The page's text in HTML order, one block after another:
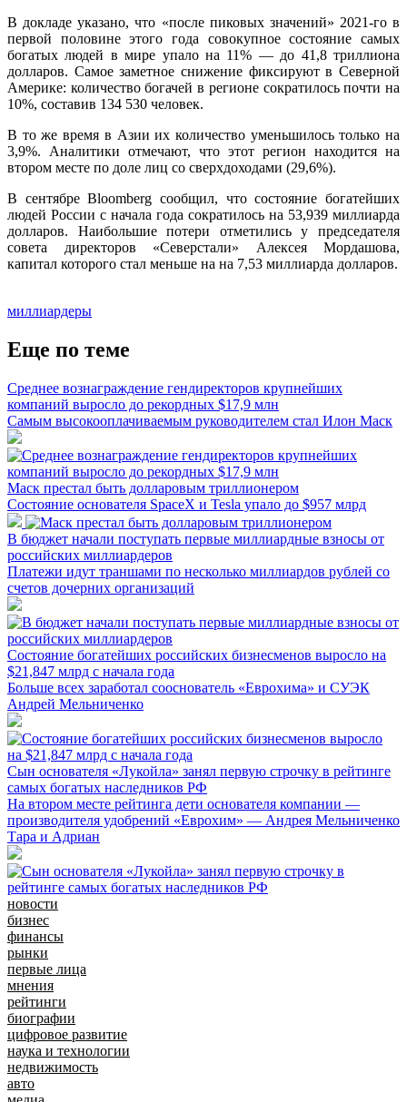
В докладе указано, что «после пиковых значений» 2021-го в
первой половине этого года совокупное состояние самых
богатых людей в мире упало на 11% — до 41,8 триллиона
долларов. Самое заметное снижение фиксируют в Северной
Америке: количество богачей в регионе сократилось почти на
10%, составив 134 530 человек.
В то же время в Азии их количество уменьшилось только на
3,9%. Аналитики отмечают, что этот регион находится на
втором месте по доле лиц со сверхдоходами (29,6%).
В сентябре Bloomberg сообщил, что состояние богатейших
людей России с начала года сократилось на 53,939 миллиарда
долларов. Наибольшие потери отметились у председателя
совета директоров «Северстали» Алексея Мордашова,
капитал которого стал меньше на на 7,53 миллиарда долларов.
миллиардеры
Еще по теме
Среднее вознаграждение гендиректоров крупнейших
компаний выросло до рекордных $17,9 млн
Самым высокооплачиваемым руководителем стал Илон Маск
Маск престал быть долларовым триллионером
Состояние основателя SpaceX и Tesla упало до $957 млрд
В бюджет начали поступать первые миллиардные взносы от
российских миллиардеров
Платежи идут траншами по несколько миллиардов рублей со
счетов дочерних организаций
Состояние богатейших российских бизнесменов выросло на
$21,847 млрд с начала года
Больше всех заработал сооснователь «Еврохима» и СУЭК
Андрей Мельниченко
Сын основателя «Лукойла» занял первую строчку в рейтинге
самых богатых наследников РФ
На втором месте рейтинга дети основателя компании —
производителя удобрений «Еврохим» — Андрея Мельниченко
Тара и Адриан
новости
бизнес
финансы
рынки
первые лица
мнения
рейтинги
биографии
цифровое развитие
наука и технологии
недвижимость
авто